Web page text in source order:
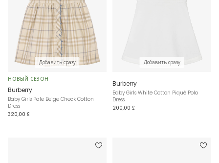
Добавить сразу
НОВЫЙ СЕЗОН
Burberry
Baby Girls Pale Beige Check Cotton
Dress
320,00 £
Добавить сразу
Burberry
Baby Girls White Cotton Piqué Polo
Dress
200,00 £